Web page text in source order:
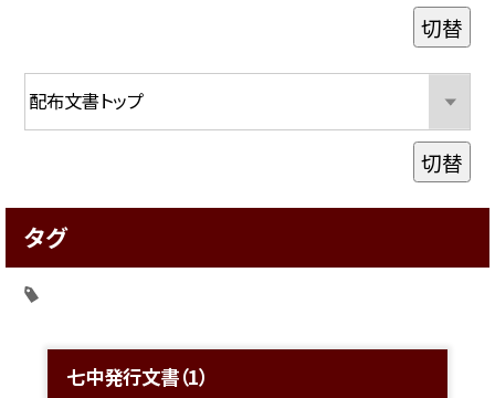
七中発行文書（1）
切替
切替
タグ